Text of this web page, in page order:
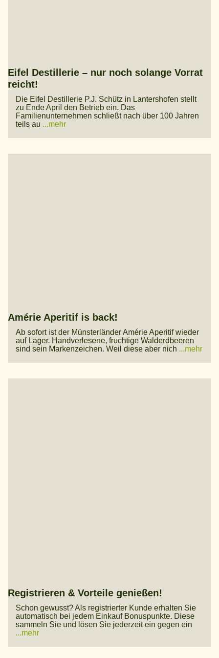
Eifel Destillerie – nur noch solange Vorrat
reicht!
Die Eifel Destillerie P.J. Schütz in Lantershofen stellt
zu Ende April den Betrieb ein. Das
Familienunternehmen schließt nach über 100 Jahren
teils au ...mehr
Amérie Aperitif is back!
Ab sofort ist der Münsterländer Amérie Aperitif wieder
auf Lager. Handverlesene, fruchtige Walderdbeeren
sind sein Markenzeichen. Weil diese aber nich ...mehr
Registrieren & Vorteile genießen!
Schon gewusst? Als registrierter Kunde erhalten Sie
automatisch bei jedem Einkauf Bonuspunkte. Diese
sammeln Sie und lösen Sie jederzeit ein gegen ein
...mehr